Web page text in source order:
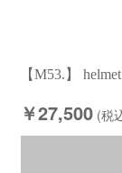
【M53.】
￥27,500 (税